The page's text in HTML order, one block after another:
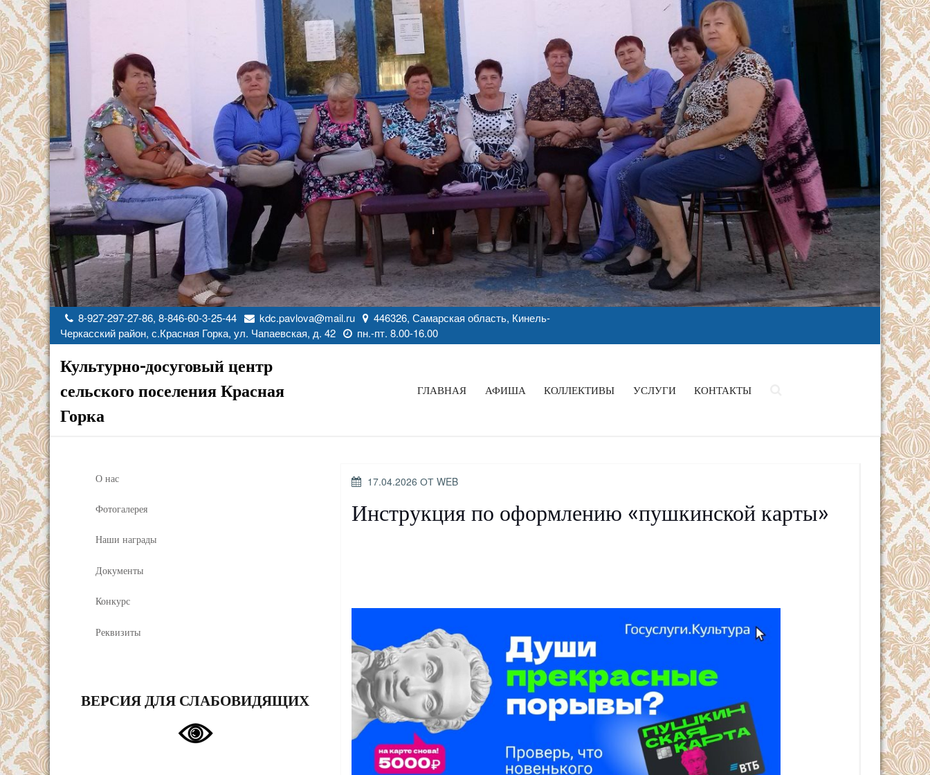
Перейти
к
содержимому
8-927-297-27-86, 8-846-60-3-25-44 kdc.pavlova@mail.ru
446326, Самарская область, Кинель-
Черкасский район, с.Красная Горка, ул. Чапаевская, д. 42
пн.-пт. 8.00-16.00
Культурно-досуговый центр
сельского поселения Красная
Горка
ГЛАВНАЯ АФИША КОЛЛЕКТИВЫ УСЛУГИ КОНТАКТЫ
О нас
Фотогалерея
Наши награды
Документы
Конкурс
Реквизиты
ВЕРСИЯ ДЛЯ СЛАБОВИДЯЩИХ
ОПУБЛИКОВАНО
17.04.2026 ОТ WEB
Инструкция по оформлению «пушкинской карты»